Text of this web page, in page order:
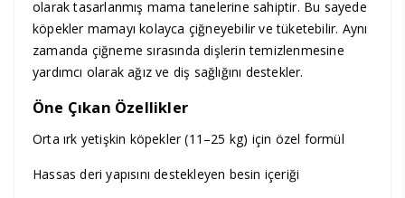
olarak tasarlanmış mama tanelerine sahiptir. Bu sayede
köpekler mamayı kolayca çiğneyebilir ve tüketebilir. Aynı
zamanda çiğneme sırasında dişlerin temizlenmesine
yardımcı olarak ağız ve diş sağlığını destekler.
Öne Çıkan Özellikler
Orta ırk yetişkin köpekler (11–25 kg) için özel formül
Hassas deri yapısını destekleyen besin içeriği